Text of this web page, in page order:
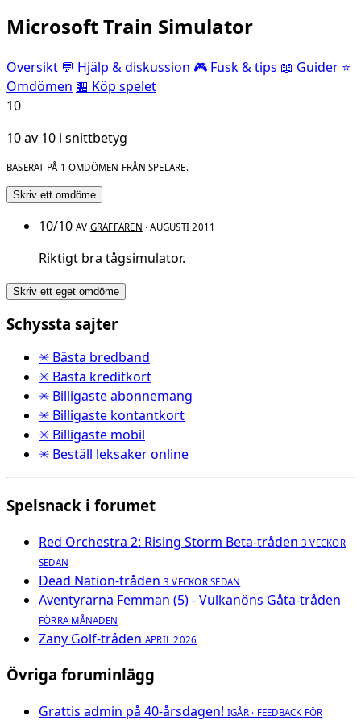
Microsoft Train Simulator
Översikt 💬 Hjälp & diskussion 🎮 Fusk & tips 📖 Guider ⭐
Omdömen 🏪 Köp spelet
10
10 av 10 i snittbetyg
BASERAT PÅ 1 OMDÖMEN FRÅN SPELARE.
Skriv ett omdöme
10/10 AV GRAFFAREN · AUGUSTI 2011
Riktigt bra tågsimulator.
Skriv ett eget omdöme
Schyssta sajter
✳ Bästa bredband
✳ Bästa kreditkort
✳ Billigaste abonnemang
✳ Billigaste kontantkort
✳ Billigaste mobil
✳ Beställ leksaker online
Spelsnack i forumet
Red Orchestra 2: Rising Storm Beta-tråden 3 VECKOR
SEDAN
Dead Nation-tråden 3 VECKOR SEDAN
Äventyrarna Femman (5) - Vulkanöns Gåta-tråden
FÖRRA MÅNADEN
Zany Golf-tråden APRIL 2026
Övriga foruminlägg
Grattis admin på 40-årsdagen! IGÅR · FEEDBACK FÖR